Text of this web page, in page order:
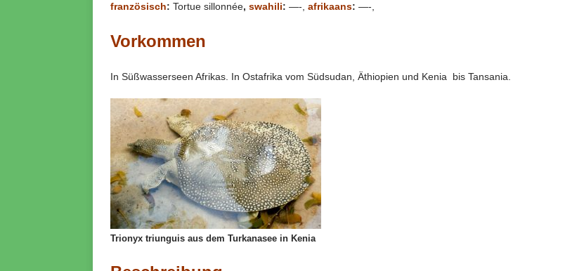
französisch: Tortue sillonnée, swahili: —-, afrikaans: —-,
Vorkommen
In Süßwasserseen Afrikas. In Ostafrika vom Südsudan, Äthiopien und Kenia bis Tansania.
Trionyx triunguis aus dem Turkanasee in Kenia